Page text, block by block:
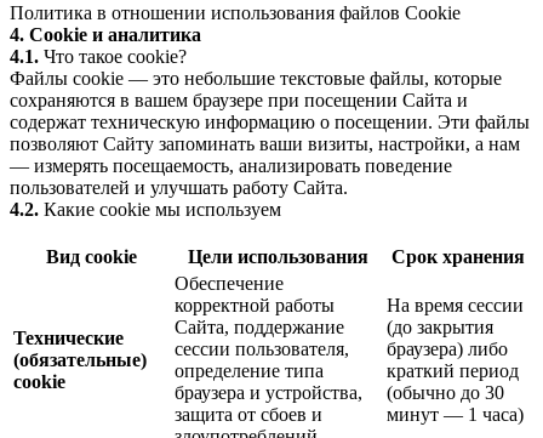
Политика в отношении использования файлов Cookie
4. Cookie и аналитика
4.1. Что такое cookie?
Файлы cookie — это небольшие текстовые файлы, которые
сохраняются в вашем браузере при посещении Сайта и
содержат техническую информацию о посещении. Эти файлы
позволяют Сайту запоминать ваши визиты, настройки, а нам
— измерять посещаемость, анализировать поведение
пользователей и улучшать работу Сайта.
4.2. Какие cookie мы используем
Вид cookie Цели использования Срок хранения
Технические
(обязательные)
cookie
Обеспечение
корректной работы
Сайта, поддержание
сессии пользователя,
определение типа
браузера и устройства,
защита от сбоев и
На время сессии
(до закрытия
браузера) либо
краткий период
(обычно до 30
минут — 1 часа)